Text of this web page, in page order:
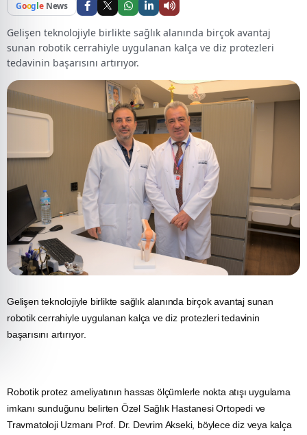
Google News
Gelişen teknolojiyle birlikte sağlık alanında birçok avantaj
sunan robotik cerrahiyle uygulanan kalça ve diz protezleri
tedavinin başarısını artırıyor.
Gelişen teknolojiyle birlikte sağlık alanında birçok avantaj sunan
robotik cerrahiyle uygulanan kalça ve diz protezleri tedavinin
başarısını artırıyor.
Robotik protez ameliyatının hassas ölçümlerle nokta atışı uygulama
imkanı sunduğunu belirten Özel Sağlık Hastanesi Ortopedi ve
Travmatoloji Uzmanı Prof. Dr. Devrim Akseki, böylece diz veya kalça